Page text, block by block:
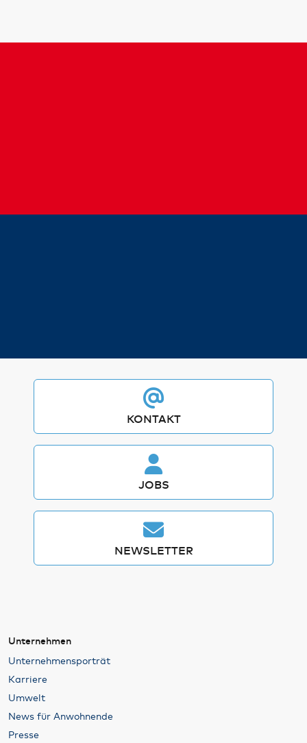
KONTAKT
JOBS
NEWSLETTER
Unternehmen
Unternehmensporträt
Karriere
Umwelt
News für Anwohnende
Presse